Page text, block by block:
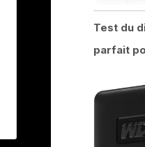
Test du
parfait